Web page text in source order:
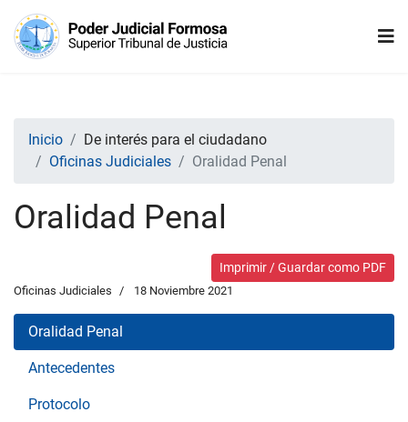
Inicio
De interés para el ciudadano
Oficinas Judiciales
Oralidad Penal
Oralidad Penal
Imprimir / Guardar como PDF
Oficinas Judiciales 18 Noviembre 2021
Oralidad Penal
Antecedentes
Protocolo